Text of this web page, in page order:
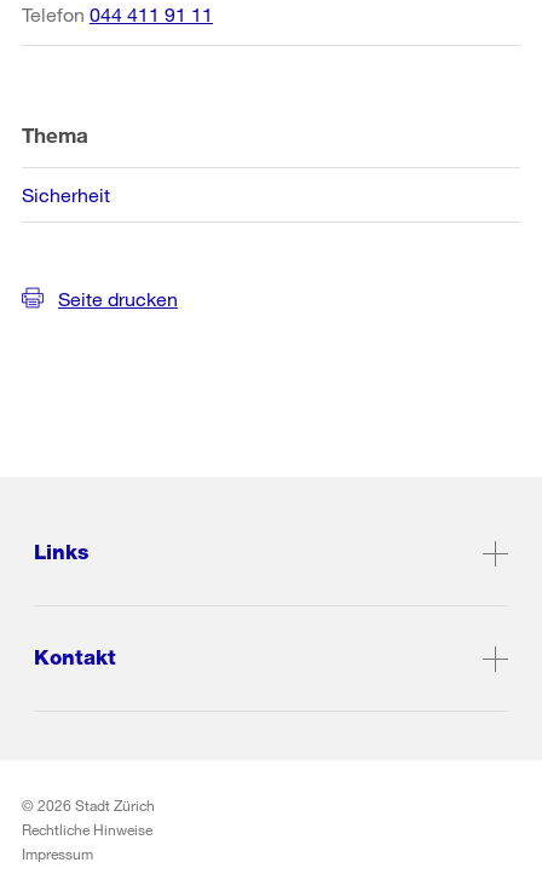
Telefon 044 411 91 11
Thema
Sicherheit
Seite drucken
Links
Kontakt
© 2026 Stadt Zürich
Rechtliche Hinweise
Impressum